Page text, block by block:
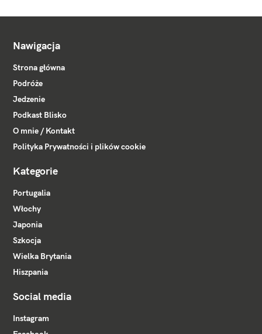
Nawigacja
Strona główna
Podróże
Jedzenie
Podkast Blisko
O mnie / Kontakt
Polityka Prywatności i plików cookie
Kategorie
Portugalia
Włochy
Japonia
Szkocja
Wielka Brytania
Hiszpania
Social media
Instagram